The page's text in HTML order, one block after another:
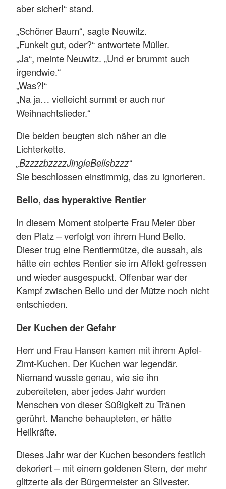
aber sicher!“ stand.
„Schöner Baum“, sagte Neuwitz.
„Funkelt gut, oder?“ antwortete Müller.
„Ja“, meinte Neuwitz. „Und er brummt auch
irgendwie.“
„Was?!“
„Na ja… vielleicht summt er auch nur
Weihnachtslieder.“
Die beiden beugten sich näher an die
Lichterkette.
„BzzzzbzzzzJingleBellsbzzz“
Sie beschlossen einstimmig, das zu ignorieren.
Bello, das hyperaktive Rentier
In diesem Moment stolperte Frau Meier über
den Platz – verfolgt von ihrem Hund Bello.
Dieser trug eine Rentiermütze, die aussah, als
hätte ein echtes Rentier sie im Affekt gefressen
und wieder ausgespuckt. Offenbar war der
Kampf zwischen Bello und der Mütze noch nicht
entschieden.
Der Kuchen der Gefahr
Herr und Frau Hansen kamen mit ihrem Apfel-
Zimt-Kuchen. Der Kuchen war legendär.
Niemand wusste genau, wie sie ihn
zubereiteten, aber jedes Jahr wurden
Menschen von dieser Süßigkeit zu Tränen
gerührt. Manche behaupteten, er hätte
Heilkräfte.
Dieses Jahr war der Kuchen besonders festlich
dekoriert – mit einem goldenen Stern, der mehr
glitzerte als der Bürgermeister an Silvester.